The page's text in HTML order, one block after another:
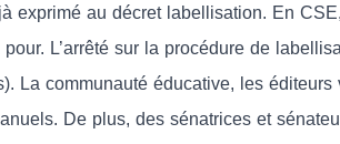
exprimé au décret labellisation. En
L’arrêté sur la procédure de
La communauté éducative, les éditeurs
De plus, des sénatrices et